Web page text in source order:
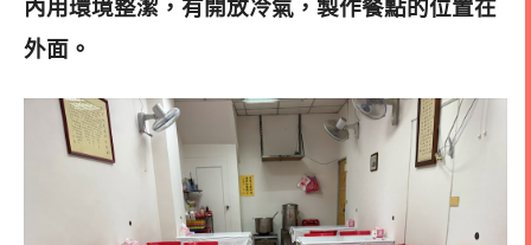
內用環境整潔，有開放冷氣，製作餐點的位置在
外面 。